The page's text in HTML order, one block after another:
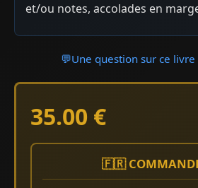
et/ou notes, accolades en
💬Une question sur ce livre
35.00 €
🇫🇷